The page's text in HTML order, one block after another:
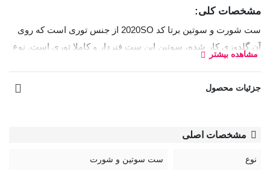
مشخصات کلی:
ست شورت و سوتین برتا کد 2020SO از جنس توری است که روی
آن گلدوزی کار شده، سوتین این ست فنردار و کاملا توری است. نوع
سوتین رویه سینه کوتاه
لباس‌های یقه‌باز، دکلته و مجلسی بسیار مناسب است.
بند سوتین قابل تنظیم و غیر قابل جدا شدن
مشاهده بیشتر
جزئیات محصول
مشخصات اصلی
نوع ست سوتین و شورت